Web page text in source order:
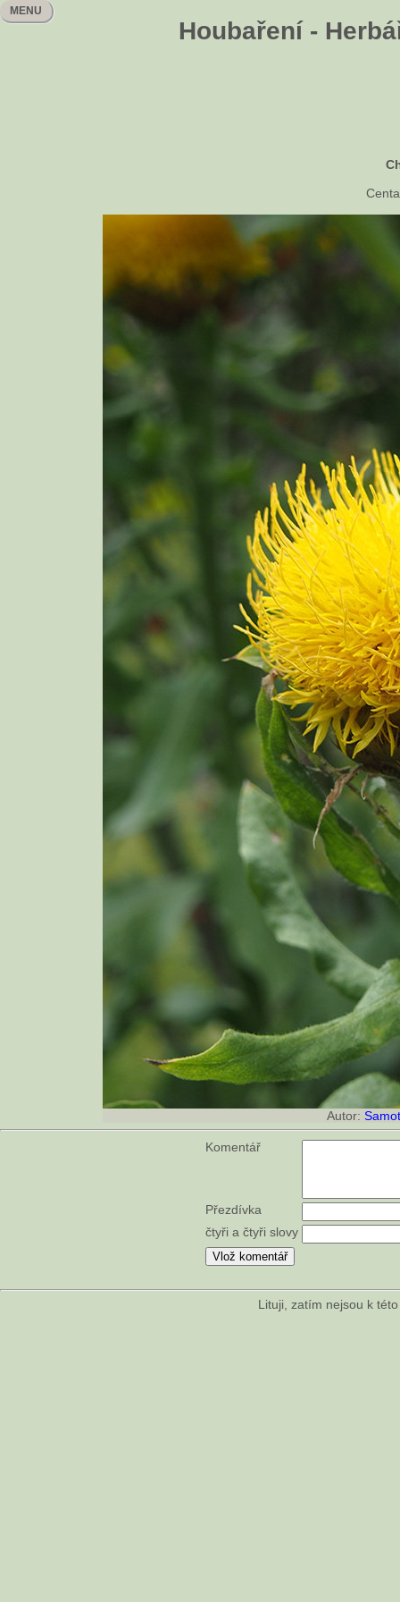
Houbaření -
MENU
Autor:
Komentář
Přezdívka
čtyři a čtyři slovy
Lituji, zatím nejsou k